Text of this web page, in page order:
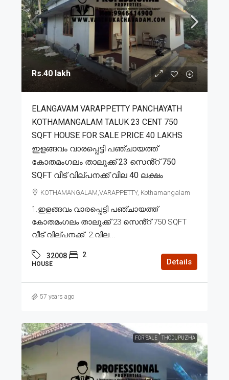
Rs.40 lakh
ELANGAVAM VARAPPETTY PANCHAYATH
KOTHAMANGALAM TALUK 23 CENT 750
SQFT HOUSE FOR SALE PRICE 40 LAKHS
ഇളങ്ങവം വാരപ്പെട്ടി പഞ്ചായത്ത്
കോതമംഗലം താലൂക്ക് 23 സെൻ്റ് 750
SQFT വീട് വില്പനക്ക് വില 40 ലക്ഷം
KOTHAMANGALAM,VARAPPETTY, Kothamangalam
1.ഇളങ്ങവം വാരപ്പെട്ടി പഞ്ചായത്ത്
കോതമംഗലം താലൂക്ക് 23 സെൻ്റ് 750 SQFT
വീട് വില്പനക്ക്. 2.വില...
32008 2
HOUSE Details
57 years ago
FOR SALE THODUPUZHA